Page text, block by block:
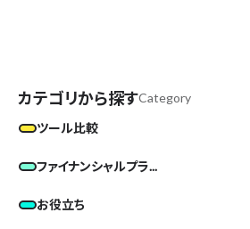
カテゴリから探すCategory
ツール比較
ファイナンシャルプラ...
お役立ち